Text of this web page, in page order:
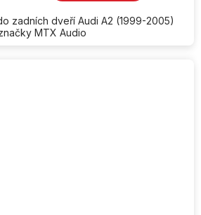
zadních dveří Audi A2 (1999-2005)
MTX Audio